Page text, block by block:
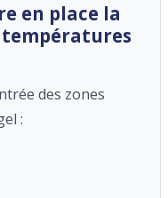
en place la
des zones
: